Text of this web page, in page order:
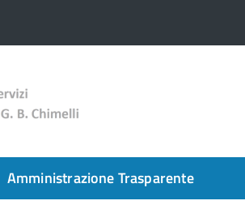
Amministrazione Trasparente